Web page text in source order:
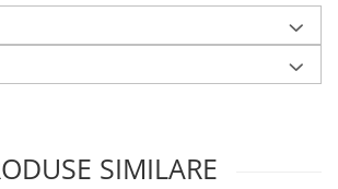
SIMILARE